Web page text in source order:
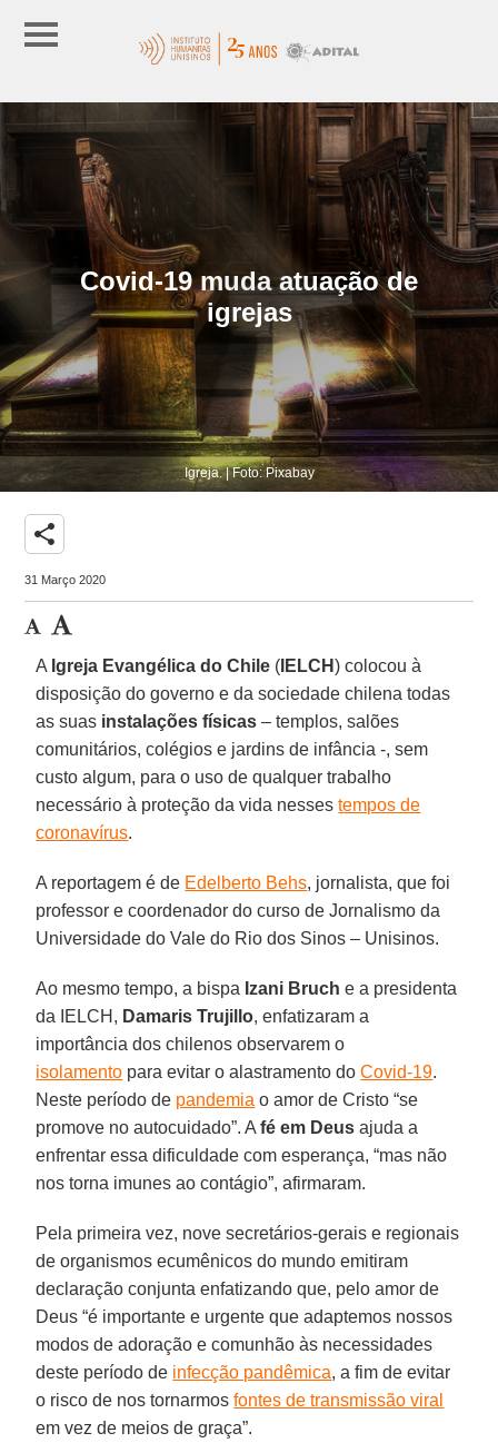
Covid-19 muda atuação de
igrejas
Igreja. | Foto: Pixabay
share
31 Março 2020
A Igreja Evangélica do Chile ( IELCH) colocou à
disposição do governo e da sociedade chilena todas
as suas instalações físicas – templos, salões
comunitários, colégios e jardins de infância -, sem
custo algum, para o uso de qualquer trabalho
necessário à proteção da vida nessestempos de
coronavírus.
A reportagem é de Edelberto Behs, jornalista, que foi
professor e coordenador do curso de Jornalismo da
Universidade do Vale do Rio dos Sinos – Unisinos.
Ao mesmo tempo, a bispa Izani Bruch e a presidenta
da IELCH, Damaris Trujillo, enfatizaram a
importância dos chilenos observarem o
isolamento para evitar o alastramento doCovid-19.
Neste período de pandemia o amor de Cristo “se
promove no autocuidado”. Afé em Deus ajuda a
enfrentar essa dificuldade com esperança, “mas não
nos torna imunes ao contágio”, afirmaram.
Pela primeira vez, nove secretários-gerais e regionais
de organismos ecumênicos do mundo emitiram
declaração conjunta enfatizando que, pelo amor de
Deus “é importante e urgente que adaptemos nossos
modos de adoração e comunhão às necessidades
deste período de infecção pandêmica, a fim de evitar
o risco de nos tornarmosfontes de transmissão viral
em vez de meios de graça”.